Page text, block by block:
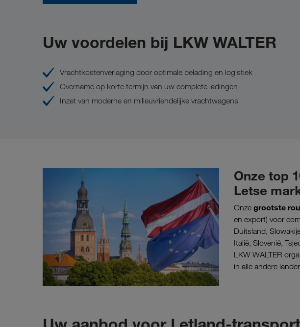
Uw voordelen bij LKW WALTER
Vrachtkostenverlaging door optimale belading en logistiek
Overname op korte termijn van uw complete ladingen
Inzet van moderne en milieuvriendelijke vrachtwagens
Onze top
Letse
Onze grootste
en export) voor
Duitsland,
Italië, Slovenië,
LKW WALTER
in alle andere